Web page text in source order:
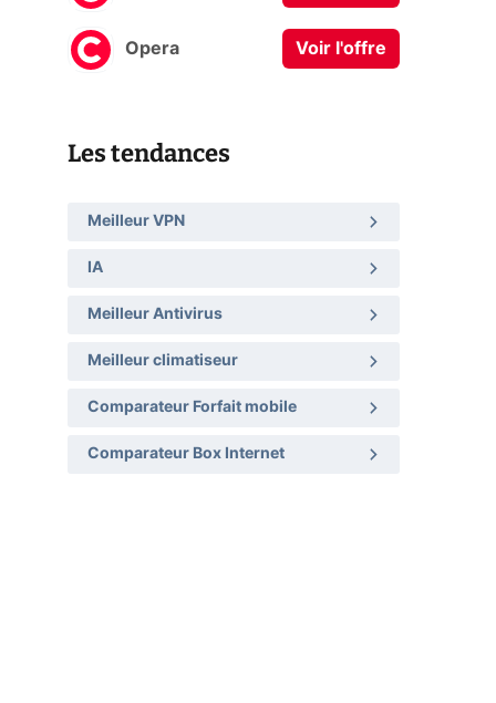
Opera Voir l'offre
Les tendances
Meilleur VPN
IA
Meilleur Antivirus
Meilleur climatiseur
Comparateur Forfait mobile
Comparateur Box Internet